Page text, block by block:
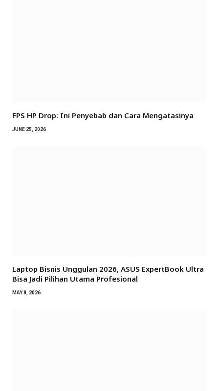
FPS HP Drop: Ini Penyebab dan Cara Mengatasinya
JUNE 25, 2026
Laptop Bisnis Unggulan 2026, ASUS ExpertBook Ultra
Bisa Jadi Pilihan Utama Profesional
MAY 8, 2026